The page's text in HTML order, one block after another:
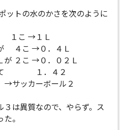
トの水のかさを次のように
こ →１Ｌ
４こ →０．４Ｌ
２こ →０．０２Ｌ
１．４２
ーボール２
３は異質なので、やらず。ス
。